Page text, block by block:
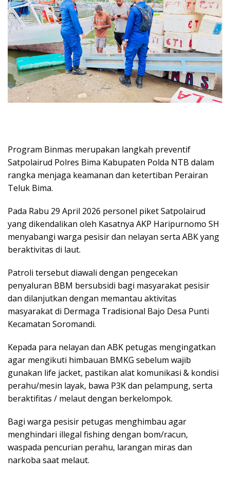
Program Binmas merupakan langkah preventif
Satpolairud Polres Bima Kabupaten Polda NTB dalam
rangka menjaga keamanan dan ketertiban Perairan
Teluk Bima.
Pada Rabu 29 April 2026 personel piket Satpolairud
yang dikendalikan oleh Kasatnya AKP Haripurnomo SH
menyabangi warga pesisir dan nelayan serta ABK yang
beraktivitas di laut.
Patroli tersebut diawali dengan pengecekan
penyaluran BBM bersubsidi bagi masyarakat pesisir
dan dilanjutkan dengan memantau aktivitas
masyarakat di Dermaga Tradisional Bajo Desa Punti
Kecamatan Soromandi.
Kepada para nelayan dan ABK petugas mengingatkan
agar mengikuti himbauan BMKG sebelum wajib
gunakan life jacket, pastikan alat komunikasi & kondisi
perahu/mesin layak, bawa P3K dan pelampung, serta
beraktifitas / melaut dengan berkelompok.
Bagi warga pesisir petugas menghimbau agar
menghindari illegal fishing dengan bom/racun,
waspada pencurian perahu, larangan miras dan
narkoba saat melaut.